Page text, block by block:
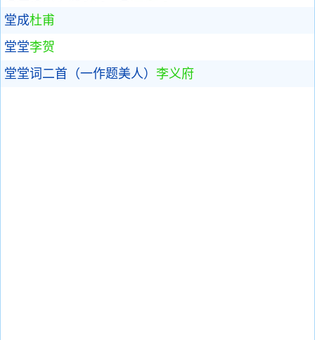
堂成杜甫
堂堂李贺
堂堂词二首（一作题美人） 李义府